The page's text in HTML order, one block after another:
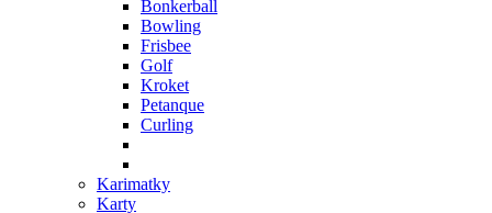
Bonkerball
Bowling
Frisbee
Golf
Kroket
Petanque
Curling
Karimatky
Karty